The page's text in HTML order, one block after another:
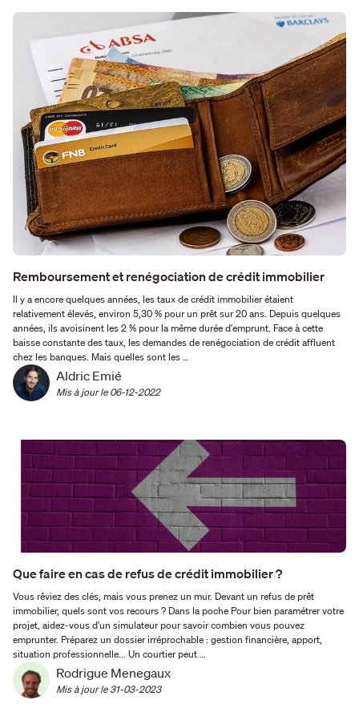
Remboursement et renégociation de crédit immobilier
Il y a encore quelques années, les taux de crédit immobilier étaient
relativement élevés, environ 5,30 % pour un prêt sur 20 ans. Depuis quelques
années, ils avoisinent les 2 % pour la même durée d'emprunt. Face à cette
baisse constante des taux, les demandes de renégociation de crédit affluent
chez les banques. Mais quelles sont les …
Aldric Emié
Mis à jour le 06-12-2022
Que faire en cas de refus de crédit immobilier ?
Vous rêviez des clés, mais vous prenez un mur. Devant un refus de prêt
immobilier, quels sont vos recours ? Dans la poche Pour bien paramétrer votre
projet, aidez-vous d'un simulateur pour savoir combien vous pouvez
emprunter. Préparez un dossier irréprochable : gestion financière, apport,
situation professionnelle... Un courtier peut …
Rodrigue Menegaux
Mis à jour le 31-03-2023